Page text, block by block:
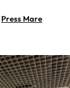
Press Mare